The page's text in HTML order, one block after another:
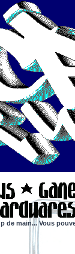
de main... Vous